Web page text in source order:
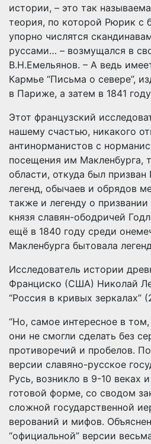
истории, – это так
теория, по которой Рюрик с
упорно числятся
руссами… – возмущался в
В.Н.Емельянов. – А ведь
Кармье “Письма о севере”,
в Париже, а затем в 1841
Этот французский
нашему счастью, никакого
антинорманистов с
посещения им Макленбурга,
области, откуда был
легенд, обычаев и обрядов
также и легенду о
князя славян-ободричей
ещё в 1840 году среди
Макленбурга бытовала
Исследователь истории
Франциско (США) Николай
“Россия в кривых зеркалах”
“Но, самое интересное в
они не смогли сделать без
противоречий и пробелов.
версии славяно-русское
Русь, возникло в 9-10 веках
готовой форме, со сводом
сложной государственной
верований и мифов.
“официальной” версии